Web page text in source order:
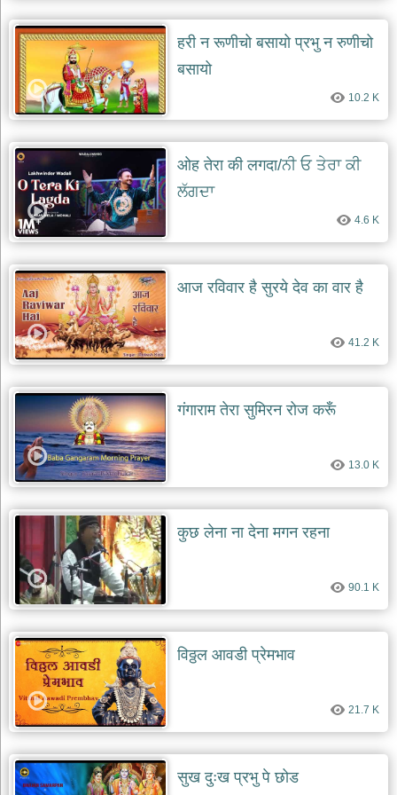
हरी न रूणीचो बसायो प्रभु न रुणीचो
बसायो
10.2 K
ओह तेरा की लगदा/ਨੀ ਓ ਤੇਰਾ ਕੀ
ਲੱਗਦਾ
4.6 K
आज रविवार है सुरये देव का वार है
41.2 K
गंगाराम तेरा सुमिरन रोज करूँ
13.0 K
कुछ लेना ना देना मगन रहना
90.1 K
विठ्ठल आवडी प्रेमभाव
21.7 K
सुख दुःख प्रभु पे छोड